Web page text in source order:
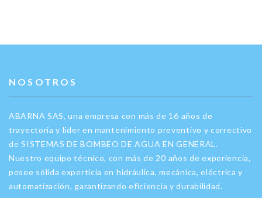
NOSOTROS
ABARNA SAS, una empresa con más de 16 años de
trayectoria y líder en mantenimiento preventivo y correctivo
de SISTEMAS DE BOMBEO DE AGUA EN GENERAL.
Nuestro equipo técnico, con más de 20 años de experiencia,
posee sólida experticia en hidráulica, mecánica, eléctrica y
automatización, garantizando eficiencia y durabilidad.